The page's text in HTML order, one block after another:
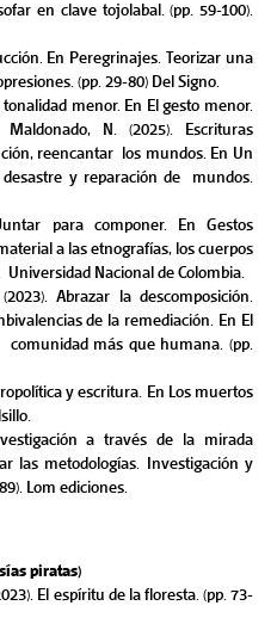
en clave tojolabal. (pp. 59-100).
En Peregrinajes. Teorizar una
(pp. 29-80) Del Signo.
menor. En El gesto menor.
N. (2025). Escrituras
reencantar  los mundos. En Un
y reparación de  mundos.
para componer. En Gestos
a las etnografías, los cuerpos
Universidad Nacional de Colombia.
Abrazar la descomposición.
de la remediación. En El
comunidad más que humana. (pp.
y escritura. En Los muertos
a través de la mirada
las metodologías. Investigación y
Lom ediciones.
piratas)
El espíritu de la floresta. (pp. 73-